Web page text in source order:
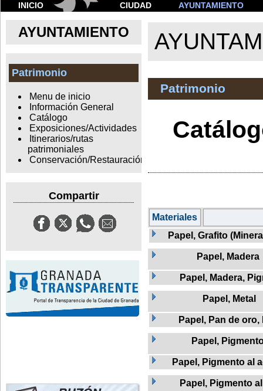
INICIO CIUDAD AYUNTAMIENTO
AYUNTAMIENTO
Patrimonio
Menu de inicio
Información General
Catálogo
Exposiciones/Actividades
Itinerarios/rutas
patrimoniales
Conservación/Restauración
Compartir
Patrimonio
Materiales
Papel, Grafito
Papel, Madera
Papel, Madera,
Papel, Metal
Papel, Pan de oro,
Papel,
Papel, Pigmento al
Papel, Pigmento